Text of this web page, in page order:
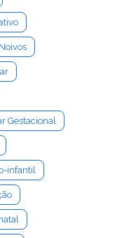
Gestacional
infantil